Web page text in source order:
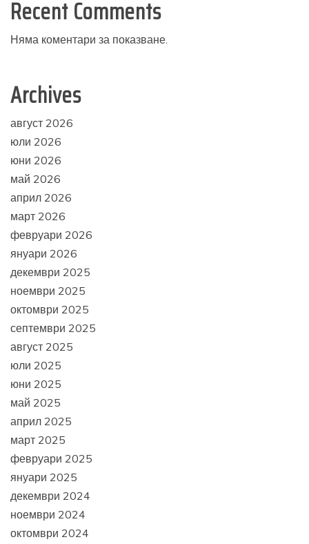
Recent Comments
Няма коментари за показване.
Archives
август 2026
юли 2026
юни 2026
май 2026
април 2026
март 2026
февруари 2026
януари 2026
декември 2025
ноември 2025
октомври 2025
септември 2025
август 2025
юли 2025
юни 2025
май 2025
април 2025
март 2025
февруари 2025
януари 2025
декември 2024
ноември 2024
октомври 2024